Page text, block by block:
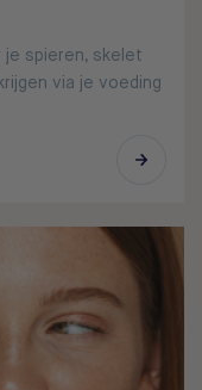
je spieren, skelet
via je voeding